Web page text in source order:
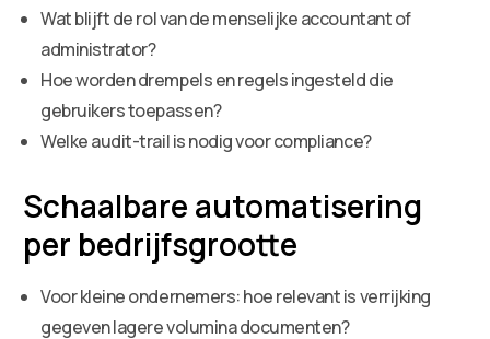
Wat blijft de rol van de menselijke accountant of
administrator?
Hoe worden drempels en regels ingesteld die
gebruikers toepassen?
Welke audit-trail is nodig voor compliance?
Schaalbare automatisering
per bedrijfsgrootte
Voor kleine ondernemers: hoe relevant is verrijking
gegeven lagere volumina documenten?